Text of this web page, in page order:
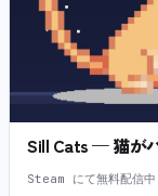
Sill Cats — 猫が
Steam にて無料配信中